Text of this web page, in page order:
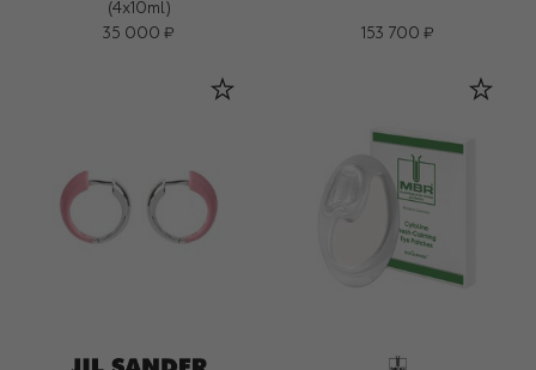
(4x10ml)
35 000 ₽
153 700 ₽